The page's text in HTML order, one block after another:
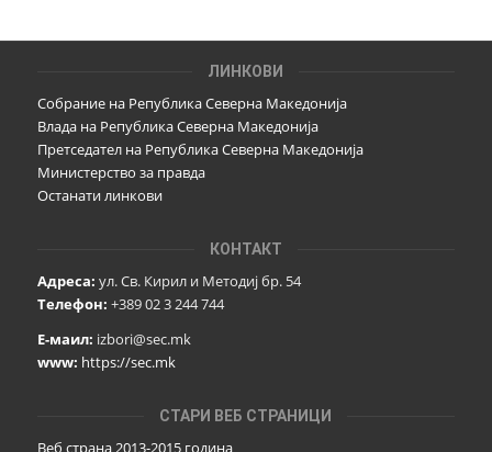
ЛИНКОВИ
Собрание на Република Северна Македонија
Влада на Република Северна Македонија
Претседател на Република Северна Македонија
Министерство за правда
Останати линкови
КОНТАКТ
Адреса: ул. Св. Кирил и Методиј бр. 54
Телефон: +389 02 3 244 744
Е-маил: izbori@sec.mk
www: https://sec.mk
СТАРИ ВЕБ СТРАНИЦИ
Веб страна 2013-2015 година